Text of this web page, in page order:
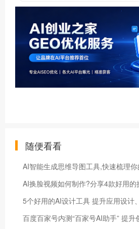
随便看看
AI智能生成思维导图工具,快速梳理
AI换脸视频如何制作?分享4款好用的
5个好用的AI设计工具 提升应用设计
百度百家号内测“百家号AI助手” 提